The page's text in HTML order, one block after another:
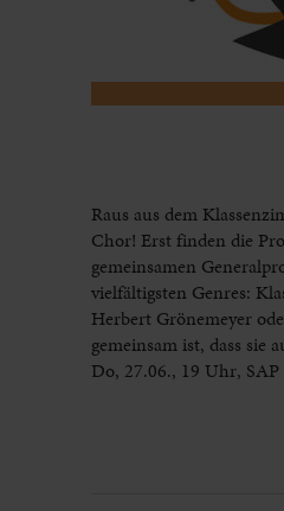
Raus aus dem
Chor! Erst finden die
gemeinsamen
vielfältigsten Genres:
Herbert Grönemeyer
gemeinsam ist, dass sie
Do, 27.06., 19 Uhr,